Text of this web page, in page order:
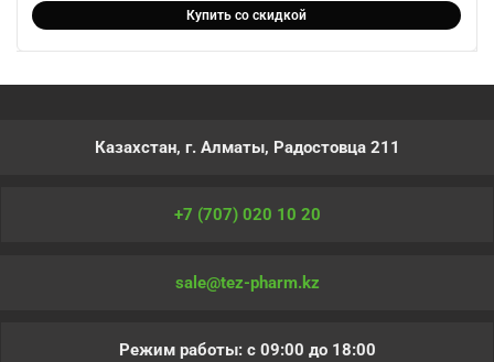
Купить со скидкой
Казахстан, г. Алматы, Радостовца 211
+7 (707) 020 10 20
sale@tez-pharm.kz
Режим работы: с 09:00 до 18:00